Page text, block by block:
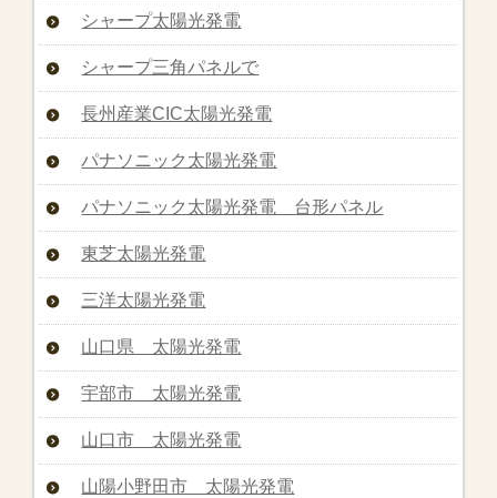
シャープ太陽光発電
シャープ三角パネルで
長州産業CIC太陽光発電
パナソニック太陽光発電
パナソニック太陽光発電 台形パネル
東芝太陽光発電
三洋太陽光発電
山口県 太陽光発電
宇部市 太陽光発電
山口市 太陽光発電
山陽小野田市 太陽光発電